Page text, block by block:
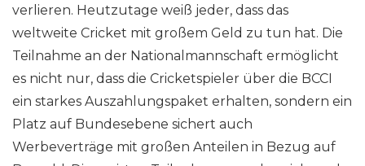
verlieren. Heutzutage weiß jeder, dass das
weltweite Cricket mit großem Geld zu tun hat. Die
Teilnahme an der Nationalmannschaft ermöglicht
es nicht nur, dass die Cricketspieler über die BCCI
ein starkes Auszahlungspaket erhalten, sondern ein
Platz auf Bundesebene sichert auch
Werbeverträge mit großen Anteilen in Bezug auf